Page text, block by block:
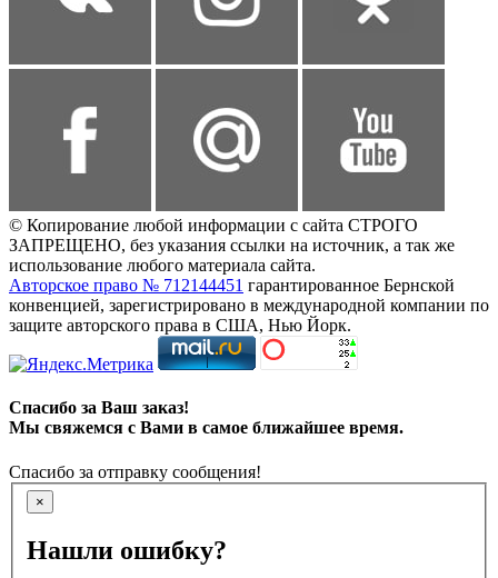
© Копирование любой информации с сайта СТРОГО
ЗАПРЕЩЕНО, без указания ссылки на источник, а так же
использование любого материала сайта.
Авторское право № 712144451 гарантированное Бернской
конвенцией, зарегистрировано в международной компании по
защите авторского права в США, Нью Йорк.
Спасибо за Ваш заказ!
Мы свяжемся с Вами в самое ближайшее время.
Спасибо за отправку сообщения!
×
Нашли ошибку?